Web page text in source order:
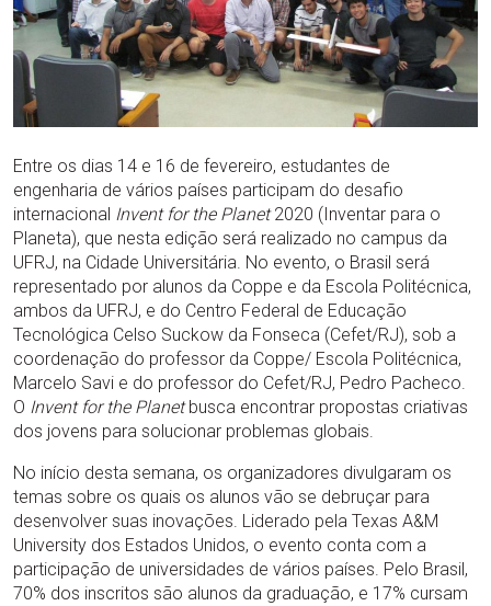
Entre os dias 14 e 16 de fevereiro, estudantes de
engenharia de vários países participam do desafio
internacional Invent for the Planet2020 (Inventar para o
Planeta), que nesta edição será realizado no campus da
UFRJ, na Cidade Universitária. No evento, o Brasil será
representado por alunos da Coppe e da Escola Politécnica,
ambos da UFRJ, e do Centro Federal de Educação
Tecnológica Celso Suckow da Fonseca (Cefet/RJ), sob a
coordenação do professor da Coppe/ Escola Politécnica,
Marcelo Savi e do professor do Cefet/RJ, Pedro Pacheco.
O Invent for the Planetbusca encontrar propostas criativas
dos jovens para solucionar problemas globais.
No início desta semana, os organizadores divulgaram os
temas sobre os quais os alunos vão se debruçar para
desenvolver suas inovações. Liderado pela Texas A&M
University dos Estados Unidos, o evento conta com a
participação de universidades de vários países. Pelo Brasil,
70% dos inscritos são alunos da graduação, e 17% cursam